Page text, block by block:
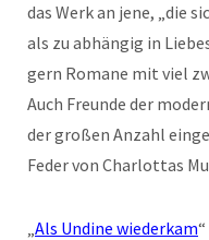
das Werk an jene, „die
als zu abhängig in
gern Romane mit viel
Auch Freunde der
der großen Anzahl
Feder von Charlottas
„Als Undine wiederkam